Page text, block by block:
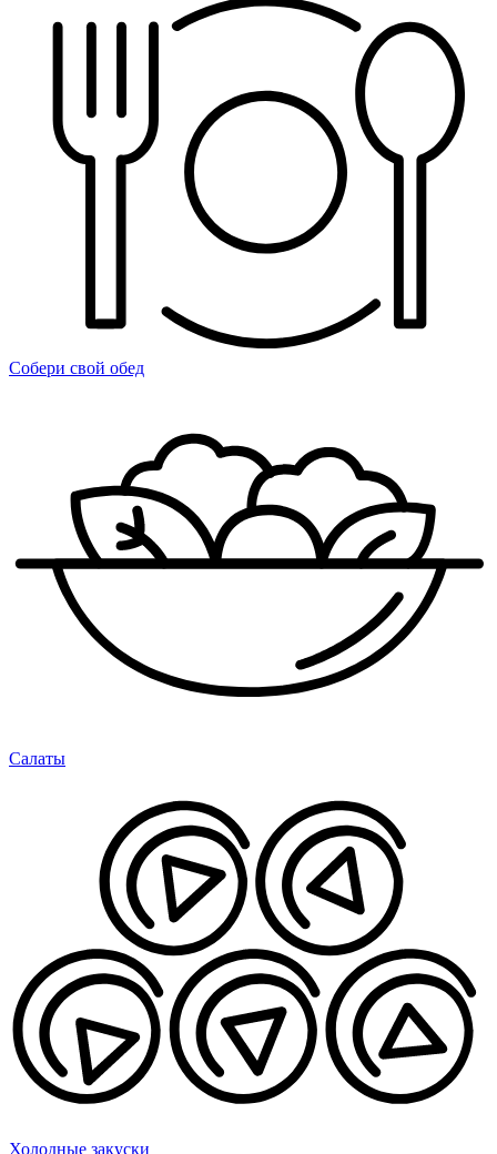
Собери свой обед
Салаты
Холодные закуски